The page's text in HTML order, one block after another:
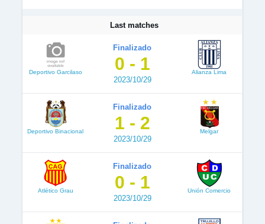
Last matches
Deportivo Garcilaso
Finalizado
0 - 1
2023/10/29
Alianza Lima
Deportivo Binacional
Finalizado
1 - 2
2023/10/29
Melgar
Atlético Grau
Finalizado
0 - 1
2023/10/29
Unión Comercio